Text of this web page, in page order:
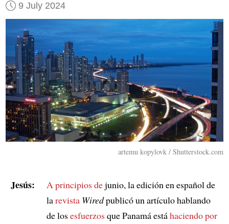
9 July 2024
artemu kopylovk / Shutterstock.com
Jesús: A principios dejunio, la edición en español de
larevista Wiredpublicó un artículo hablando
de losesfuerzosque Panamá estáhaciendo por